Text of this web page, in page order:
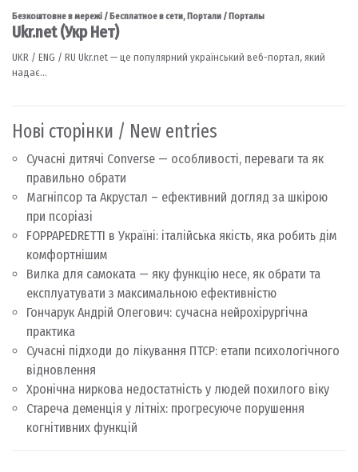
Нові сторінки / New entries
Сучасні дитячі Converse — особливості, переваги та як
правильно обрати
Магніпсор та Акрустал – ефективний догляд за шкірою
при псоріазі
FOPPAPEDRETTI в Україні: італійська якість, яка робить дім
комфортнішим
Вилка для самоката — яку функцію несе, як обрати та
експлуатувати з максимальною ефективністю
Гончарук Андрій Олегович: сучасна нейрохірургічна
практика
Сучасні підходи до лікування ПТСР: етапи психологічного
відновлення
Хронічна ниркова недостатність у людей похилого віку
Стареча деменція у літніх: прогресуюче порушення
когнітивних функцій